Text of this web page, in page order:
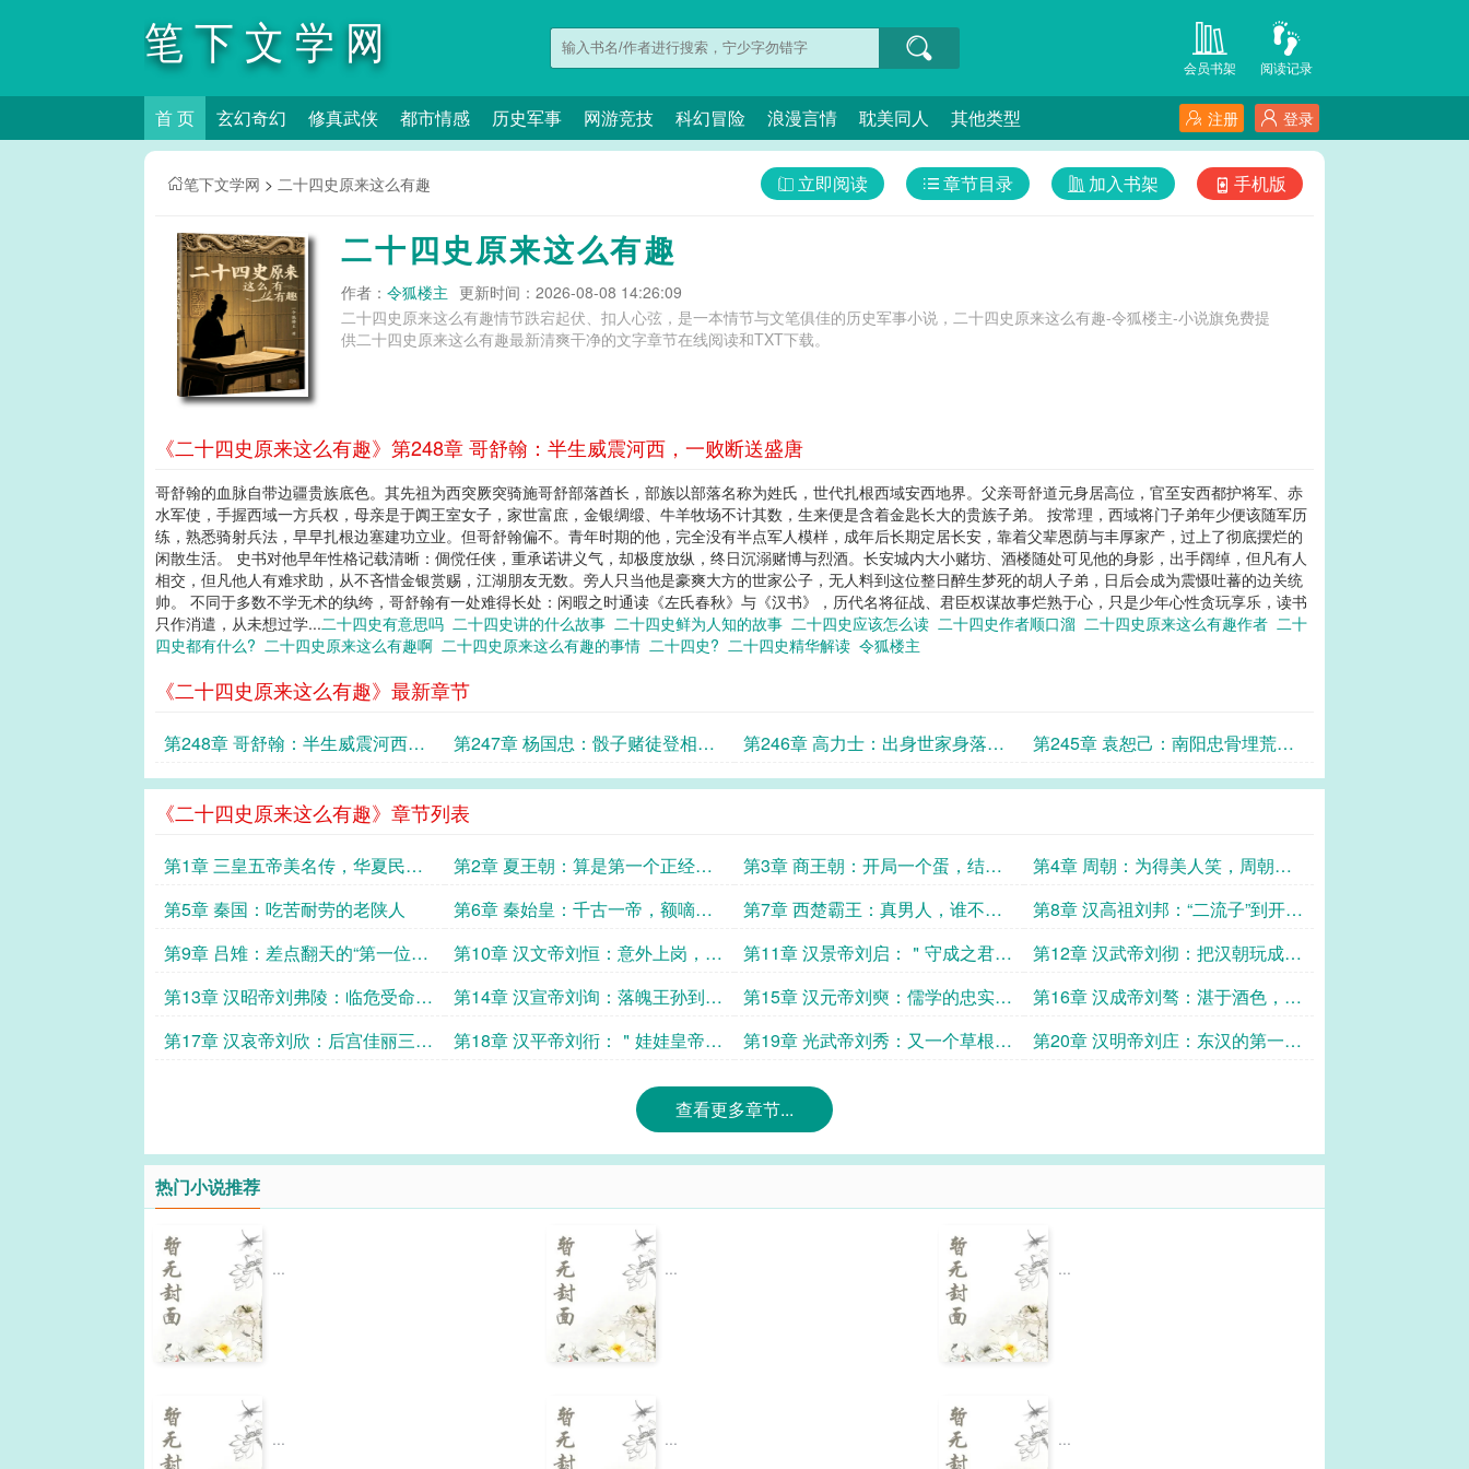
笔下文学网 阅读记录
会员书架
首 页 玄幻奇幻 修真武侠 都市情感 历史军事 网游竞技 科幻冒险 浪漫言情 耽美同人 其他类型 登录
注册
笔下文学网 > 二十四史原来这么有趣 手机版
加入书架
章节目录
立即阅读
二十四史原来这么有趣
作者： 令狐楼主 更新时间：2026-08-08 14:26:09
二十四史原来这么有趣情节跌宕起伏、扣人心弦，是一本情节与文笔俱佳的历史军事小说，二十四史原来这么有趣-令狐楼主-小说旗免费提
供二十四史原来这么有趣最新清爽干净的文字章节在线阅读和TXT下载。
《二十四史原来这么有趣》第248章 哥舒翰：半生威震河西，一败断送盛唐
哥舒翰的血脉自带边疆贵族底色。其先祖为西突厥突骑施哥舒部落酋长，部族以部落名称为姓氏，世代扎根西域安西地界。父亲哥舒道元身居高位，官至安西都护将军、赤
水军使，手握西域一方兵权，母亲是于阗王室女子，家世富庶，金银绸缎、牛羊牧场不计其数，生来便是含着金匙长大的贵族子弟。 按常理，西域将门子弟年少便该随军历
练，熟悉骑射兵法，早早扎根边塞建功立业。但哥舒翰偏不。青年时期的他，完全没有半点军人模样，成年后长期定居长安，靠着父辈恩荫与丰厚家产，过上了彻底摆烂的
闲散生活。 史书对他早年性格记载清晰：倜傥任侠，重承诺讲义气，却极度放纵，终日沉溺赌博与烈酒。长安城内大小赌坊、酒楼随处可见他的身影，出手阔绰，但凡有人
相交，但凡他人有难求助，从不吝惜金银赏赐，江湖朋友无数。旁人只当他是豪爽大方的世家公子，无人料到这位整日醉生梦死的胡人子弟，日后会成为震慑吐蕃的边关统
帅。 不同于多数不学无术的纨绔，哥舒翰有一处难得长处：闲暇之时通读《左氏春秋》与《汉书》，历代名将征战、君臣权谋故事烂熟于心，只是少年心性贪玩享乐，读书
只作消遣，从未想过学...二十四史有意思吗 二十四史讲的什么故事 二十四史鲜为人知的故事 二十四史应该怎么读 二十四史作者顺口溜 二十四史原来这么有趣作者 二十
四史都有什么? 二十四史原来这么有趣啊 二十四史原来这么有趣的事情 二十四史? 二十四史精华解读 令狐楼主
《二十四史原来这么有趣》最新章节
第248章 哥舒翰：半生威震河西，
一败断送盛唐
第247章 杨国忠：骰子赌徒登相
位，裙带权臣断盛唐
第246章 高力士：出身世家身落
尘，一世忠宦伴玄宗
第245章 袁恕己：南阳忠骨埋荒
徼，五王贞烈袁恕己
《二十四史原来这么有趣》章节列表
第1章 三皇五帝美名传，华夏民族
筑辉煌！
第2章 夏王朝：算是第一个正经朝
代？
第3章 商王朝：开局一个蛋，结尾
一把火
第4章 周朝：为得美人笑，周朝至
此完
第5章 秦国：吃苦耐劳的老陕人
第6章 秦始皇：千古一帝，额嘀、
额嘀、都是额嘀
第7章 西楚霸王：真男人，谁不服
我，我干谁
第8章 汉高祖刘邦：“二流子”到开国
皇帝的传奇人生
第9章 吕雉：差点翻天的“第一位女
皇”
第10章 汉文帝刘恒：意外上岗，文
景之治的开创者
第11章 汉景帝刘启：＂守成之君
＂，给儿子攒够了家底
第12章 汉武帝刘彻：把汉朝玩成＂
超级帝国＂，有钱就是任性
第13章 汉昭帝刘弗陵：临危受命，
却稳住了父亲留下的烂摊子
第14章 汉宣帝刘询：落魄王孙到君
临天下，舍我其谁！
第15章 汉元帝刘奭：儒学的忠实
“粉丝”，亲手将西汉拖入深渊
第16章 汉成帝刘骜：湛于酒色，压
倒西汉的最后一根“稻草”
第17章 汉哀帝刘欣：后宫佳丽三
第18章 汉平帝刘衎：＂娃娃皇帝＂
第19章 光武帝刘秀：又一个草根逆
第20章 汉明帝刘庄：东汉的第一位
查看更多章节...
热门小说推荐
... ... ...
... ... ...